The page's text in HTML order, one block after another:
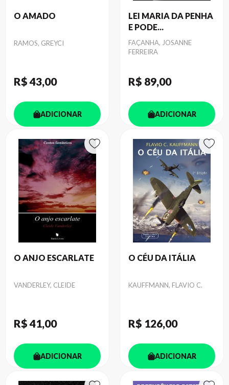
O AMADO
Autor
RAMOS, GREYCI
R$ 43,00
ADICIONAR
LEI MARIA DA PENHA
E PODE...
Autor
FAÇANHA, JOSANNE
FERREIRA
R$ 89,00
ADICIONAR
O ANJO ESCARLATE
Autor
VANDERLEY, CLEIDE
R$ 41,00
ADICIONAR
O CÉU DA ITÁLIA
Autor
KAUFFMANN, FLAVIO C.
R$ 126,00
ADICIONAR